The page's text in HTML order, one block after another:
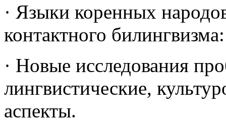
· Языки коренных
контактного
· Новые исследования
лингвистические,
аспекты.